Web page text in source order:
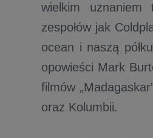
wielkim uznaniem
zespołów jak
ocean i naszą
opowieści Mark
filmów
oraz Kolumbii.